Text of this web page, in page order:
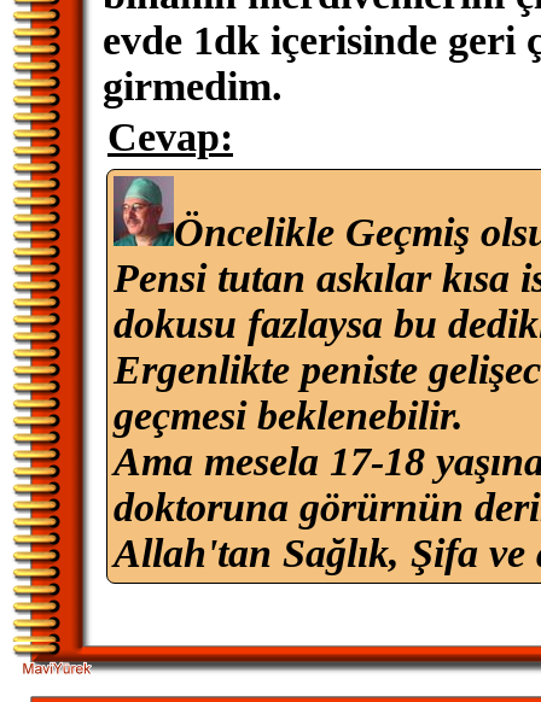
evde 1dk içerisinde geri
girmedim.
Cevap:
Öncelikle Geçmiş
Pensi tutan askılar kısa
dokusu fazlaysa bu
Ergenlikte peniste
geçmesi beklenebilir.
Ama mesela 17-18
doktoruna görürnün
Allah'tan Sağlık, Şifa